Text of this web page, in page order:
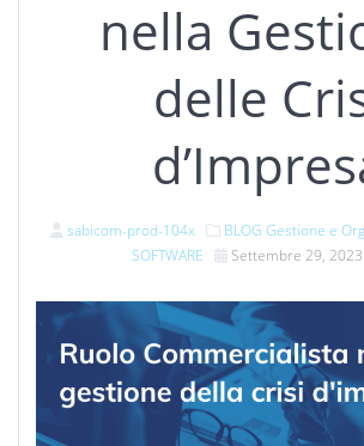
nella
delle
sabicom-prod-104x BLOG Gestione e
SOFTWARE
Settembre 29, 2023